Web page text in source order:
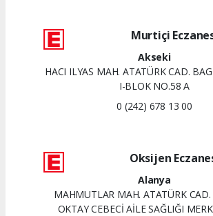
Murtiçi
Akseki
HACI ILYAS MAH. ATATÜRK CAD.
I-BLOK NO.58 A
0 (242) 678 13 00
Oksijen
Alanya
MAHMUTLAR MAH. ATATÜRK
OKTAY CEBECİ AİLE SAĞLIĞI